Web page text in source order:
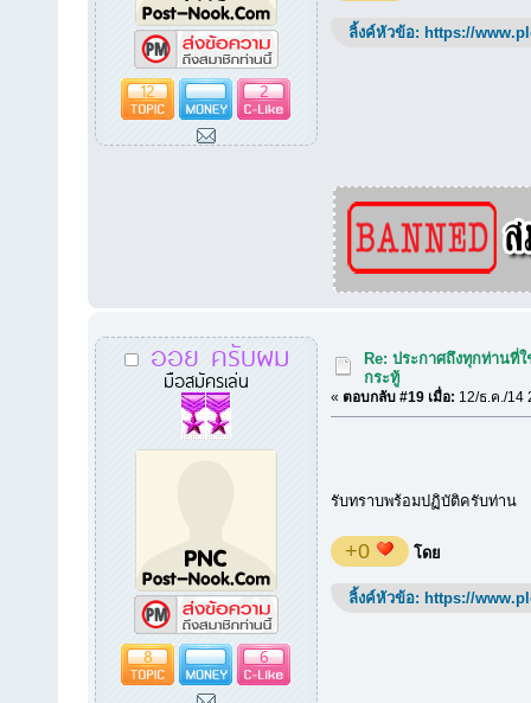
12 2
ลิ้งค์หัวข้อ: https://
ออย ครับผม
มือสมัครเล่น
8 6
Re: ประกาศถึงทุกท่านที่
กระทู้
« ตอบกลับ #19 เมื่อ: 12/ธ.ค./14
รับทราบพร้อมปฏิบัติครับท่าน
+0 โดย
ลิ้งค์หัวข้อ: https://